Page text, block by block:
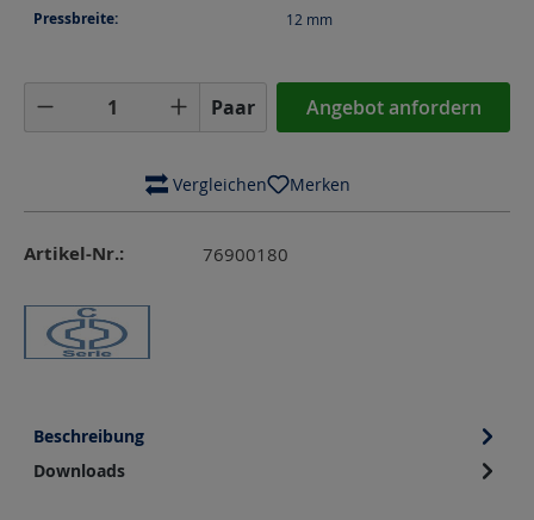
Pressbreite: 12 mm
Produkt Anzahl: Gib den gewünschten
Paar Angebot anfordern
Vergleichen Merken
Artikel-Nr.: 76900180
Beschreibung
Downloads